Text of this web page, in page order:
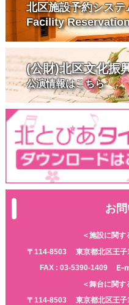
北区施設予約システ
Facility
(公財)北区文化振
公演情報はこちら
お
＜施設に関す
〒114-8503
東京都北区王
FAX : 03-5390-1409
＜舞台に関す
〒114-8503
東京都北区王